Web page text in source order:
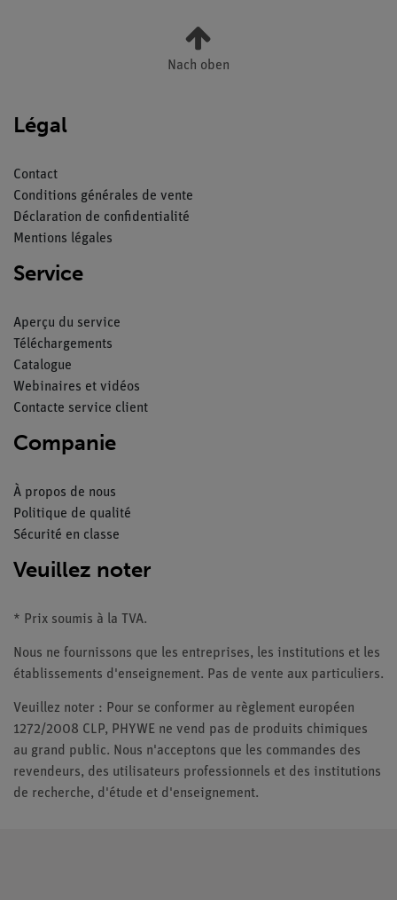
Nach oben
Légal
Contact
Conditions générales de vente
Déclaration de confidentialité
Mentions légales
Service
Aperçu du service
Téléchargements
Catalogue
Webinaires et vidéos
Contacte service client
Companie
À propos de nous
Politique de qualité
Sécurité en classe
Veuillez noter
* Prix soumis à la TVA.
Nous ne fournissons que les entreprises, les institutions et les
établissements d'enseignement. Pas de vente aux particuliers.
Veuillez noter : Pour se conformer au règlement européen
1272/2008 CLP, PHYWE ne vend pas de produits chimiques
au grand public. Nous n'acceptons que les commandes des
revendeurs, des utilisateurs professionnels et des institutions
de recherche, d'étude et d'enseignement.